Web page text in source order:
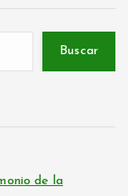
Buscar
de la